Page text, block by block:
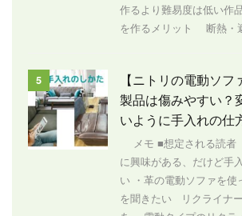
作るより難易度は低い作
を作るメリット 断熱・
5
【ニトリの電動ソ
製品は傷みやすい？
いように手入れの仕
メモ ■想定される読
に興味がある、だけど手
い ・革の電動ソファを使
を聞きたい リクライナ